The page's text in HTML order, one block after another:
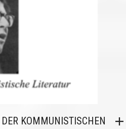
KOMMUNISTISCHEN